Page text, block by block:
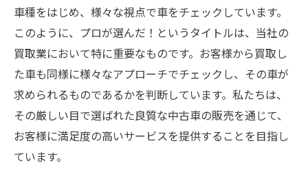
車種をはじめ、様々な視点で車をチェックしています。
このように、プロが選んだ！というタイトルは、当社の
買取業において特に重要なものです。お客様から買取し
た車も同様に様々なアプローチでチェックし、その車が
求められるものであるかを判断しています。私たちは、
その厳しい目で選ばれた良質な中古車の販売を通じて、
お客様に満足度の高いサービスを提供することを目指し
ています。